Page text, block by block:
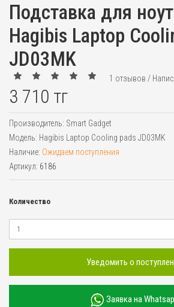
Подставка для
Hagibis Laptop
JD03MK
1 отзывов /
3 710 тг
Производитель: Smart Gadget
Модель: Hagibis Laptop Cooling pads JD03MK
Наличие: Ожидаем поступления
Артикул: 6186
Количество
Уведомить о
Заявка на